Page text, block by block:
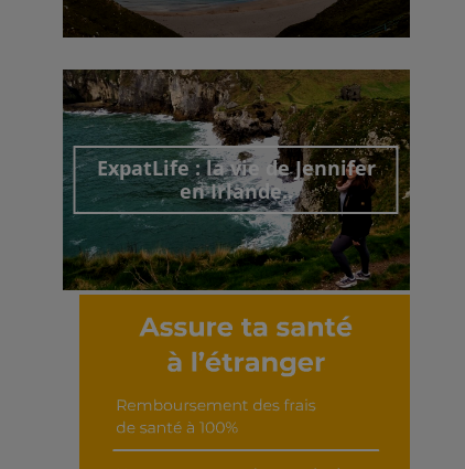
Découvrir cet interview
ExpatLife : la vie de Jennifer
en Irlande..